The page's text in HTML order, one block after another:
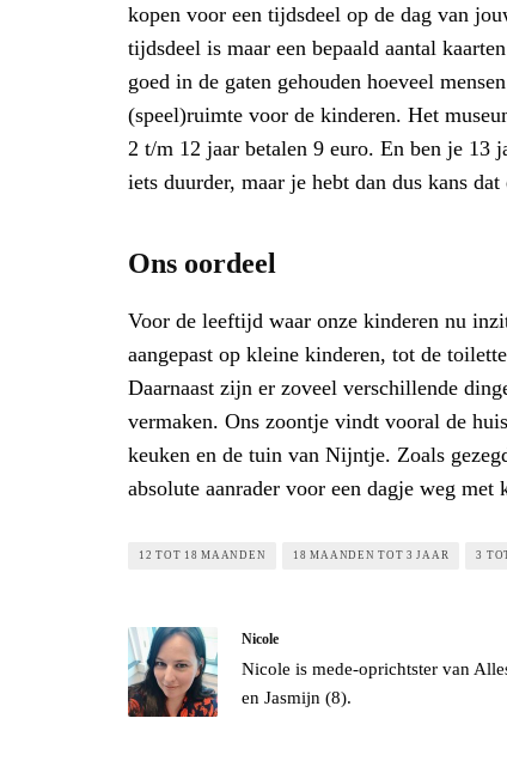
kopen voor een tijdsdeel op de dag van
tijdsdeel is maar een bepaald aantal
goed in de gaten gehouden hoeveel
(speel)ruimte voor de kinderen. Het
2 t/m 12 jaar betalen 9 euro. En ben je 13
iets duurder, maar je hebt dan dus kans
Ons oordeel
Voor de leeftijd waar onze kinderen nu
aangepast op kleine kinderen, tot de
Daarnaast zijn er zoveel verschillende
vermaken. Ons zoontje vindt vooral de
keuken en de tuin van Nijntje. Zoals
absolute aanrader voor een dagje weg met
12 TOT 18 MAANDEN 18 MAANDEN TOT 3 JAAR 3
Nicole
Nicole is mede-oprichtster van
en Jasmijn (8).